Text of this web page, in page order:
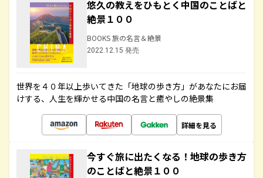
悠久の教えをひもとく中国のことばと
絶景１００
BOOKS 旅の名言＆絶景
2022.12.15 発売
世界を４０年以上歩いてきた「地球の歩き方」があなたにお届
けする、人生を輝かせる中国の名言と癒やしの絶景集
詳細を見る
今すぐ旅に出たくなる！地球の歩き方
のことばと絶景１００